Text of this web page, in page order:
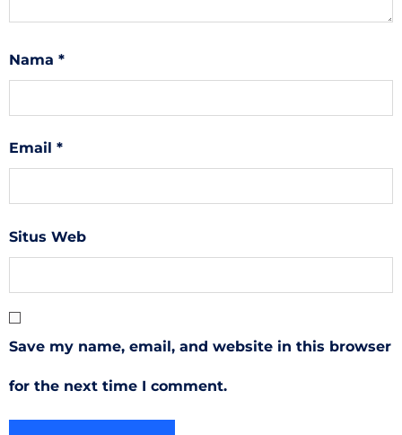
Nama *
Email *
Situs Web
Save my name, email, and website in this browser
for the next time I comment.